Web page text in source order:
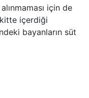
için de
içerdiği
bayanların süt